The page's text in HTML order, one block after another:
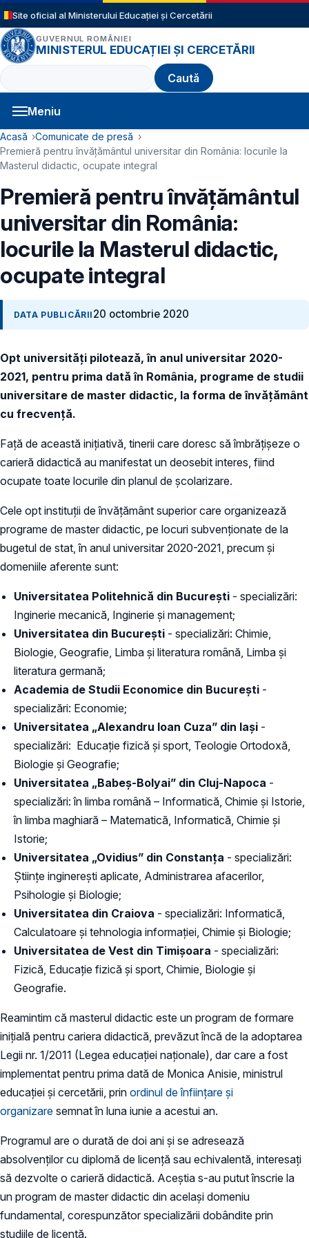
Sari la conținutul principal
Site oficial al Ministerului Educației și Cercetării
GUVERNUL ROMÂNIEI
MINISTERUL EDUCAȚIEI ȘI CERCETĂRII
Caută
Meniu
Navigație principală
Cale de navigare
Acasă
Comunicate de presă
Premieră pentru învățământul universitar din România: locurile la
Masterul didactic, ocupate integral
Premieră pentru învățământul
universitar din România:
locurile la Masterul didactic,
ocupate integral
DATA PUBLICĂRII 20 octombrie 2020
Opt universități pilotează, în anul universitar 2020-
2021, pentru prima dată în România, programe de studii
universitare de master didactic, la forma de învățământ
cu frecvență.
Față de această inițiativă, tinerii care doresc să îmbrățișeze o
carieră didactică au manifestat un deosebit interes, fiind
ocupate toate locurile din planul de școlarizare.
Cele opt instituții de învățământ superior care organizează
programe de master didactic, pe locuri subvenționate de la
bugetul de stat, în anul universitar 2020-2021, precum și
domeniile aferente sunt:
Universitatea Politehnică din București - specializări:
Inginerie mecanică, Inginerie și management;
Universitatea din București - specializări: Chimie,
Biologie, Geografie, Limba și literatura română, Limba și
literatura germană;
Academia de Studii Economice din București -
specializări: Economie;
Universitatea „Alexandru Ioan Cuza” din Iași -
specializări: Educație fizică și sport, Teologie Ortodoxă,
Biologie și Geografie;
Universitatea „Babeș-Bolyai” din Cluj-Napoca -
specializări: în limba română – Informatică, Chimie și Istorie,
în limba maghiară – Matematică, Informatică, Chimie și
Istorie;
Universitatea „Ovidius” din Constanța - specializări:
Științe inginerești aplicate, Administrarea afacerilor,
Psihologie și Biologie;
Universitatea din Craiova - specializări: Informatică,
Calculatoare și tehnologia informației, Chimie și Biologie;
Universitatea de Vest din Timișoara - specializări:
Fizică, Educație fizică și sport, Chimie, Biologie și
Geografie.
Reamintim că masterul didactic este un program de formare
inițială pentru cariera didactică, prevăzut încă de la adoptarea
Legii nr. 1/2011 (Legea educației naționale), dar care a fost
implementat pentru prima dată de Monica Anisie, ministrul
educației și cercetării, prin ordinul de înființare și
organizare semnat în luna iunie a acestui an.
Programul are o durată de doi ani și se adresează
absolvenților cu diplomă de licență sau echivalentă, interesați
să dezvolte o carieră didactică. Aceștia s-au putut înscrie la
un program de master didactic din același domeniu
fundamental, corespunzător specializării dobândite prin
studiile de licență.